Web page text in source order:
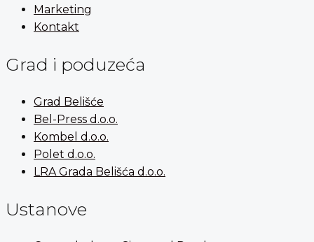
Marketing
Kontakt
Grad i poduzeća
Grad Belišće
Bel-Press d.o.o.
Kombel d.o.o.
Polet d.o.o.
LRA Grada Belišća d.o.o.
Ustanove